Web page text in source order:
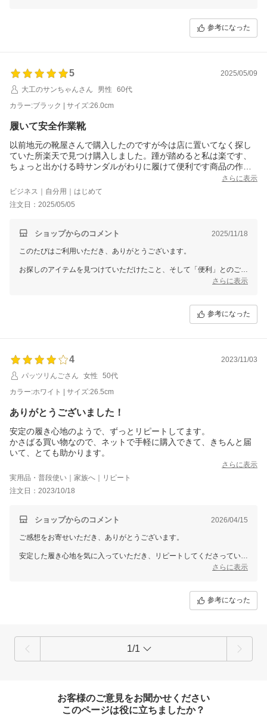
参考になった
5
2025/05/09
大工のサンちゃんさん
男性
60代
カラー:ブラック | サイズ:26.0cm
履いて安全作業靴
以前地元の靴屋さんで購入したのですが今は店に置いてなく探し
ていた所楽天で見つけ購入しました。踵が踏めると私は楽です、
ちょっと出かける時サンダルがわりに履けて便利です商品の作り
さらに表示
ビジネス｜自分用｜はじめて
注文日：2025/05/05
ショップからのコメント 2025/11/18
このたびはご利用いただき、ありがとうございます。
お探しのアイテムを見つけていただけたこと、そして「便利」とのご感
想をいただけたこと、とても嬉しく思います。踵が踏めるデザインや作
今後ともお客様に喜んでいただける商品をお届けできるよう、努めてま
さらに表示
参考になった
4
2023/11/03
パッツリんごさん
女性
50代
カラー:ホワイト | サイズ:26.5cm
ありがとうございました！
安定の履き心地のようで、ずっとリピートしてます。
かさばる買い物なので、ネットで手軽に購入できて、きちんと届
いて、とても助かります。
さらに表示
実用品・普段使い｜家族へ｜リピート
注文日：2023/10/18
ショップからのコメント 2026/04/15
ご感想をお寄せいただき、ありがとうございます。
安定した履き心地を気に入っていただき、リピートしてくださっている
とのこと、大変嬉しく拝見しました。ネットでの手軽さやお届けにご満
これからも安心してご利用いただけるよう、心を込めてお届けしてまい
さらに表示
参考になった
1/1
お客様のご意見をお聞かせください
このページは役に立ちましたか？